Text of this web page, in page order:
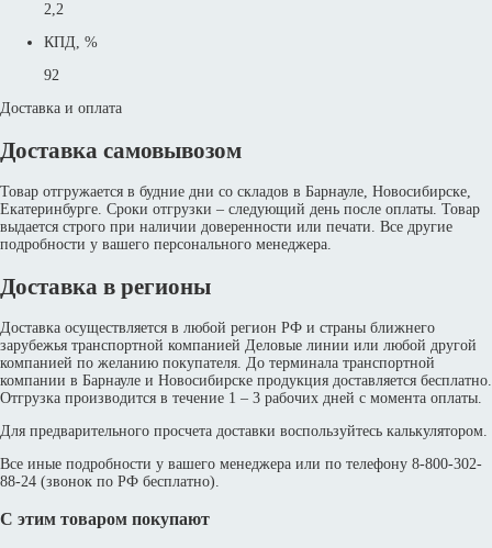
2,2
КПД, %
92
Доставка и оплата
Доставка самовывозом
Товар отгружается в будние дни со складов в Барнауле, Новосибирске,
Екатеринбурге. Сроки отгрузки – следующий день после оплаты. Товар
выдается строго при наличии доверенности или печати. Все другие
подробности у вашего персонального менеджера.
Доставка в регионы
Доставка осуществляется в любой регион РФ и страны ближнего
зарубежья транспортной компанией Деловые линии или любой другой
компанией по желанию покупателя. До терминала транспортной
компании в Барнауле и Новосибирске продукция доставляется бесплатно.
Отгрузка производится в течение 1 – 3 рабочих дней с момента оплаты.
Для предварительного просчета доставки воспользуйтесь калькулятором.
Все иные подробности у вашего менеджера или по телефону 8-800-302-
88-24 (звонок по РФ бесплатно).
С этим товаром покупают